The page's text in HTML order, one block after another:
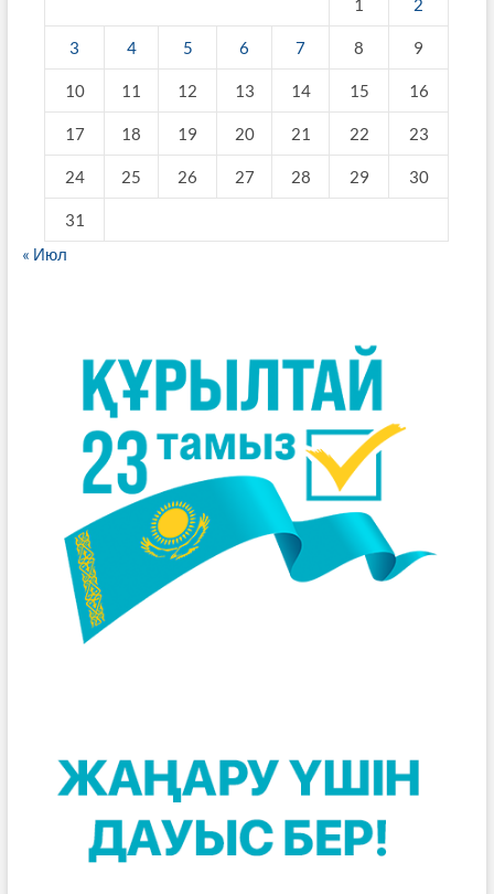
3 4 5 6 7 8 9
10 11 12 13 14 15 16
17 18 19 20 21 22 23
24 25 26 27 28 29 30
31
« Июл